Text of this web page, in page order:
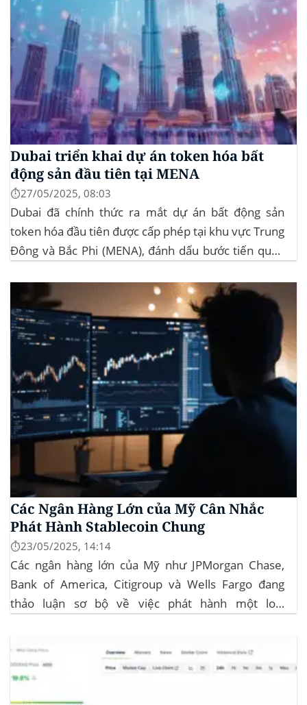
Dubai triển khai dự án token hóa bất
động sản đầu tiên tại MENA
⏱️27/05/2025, 08:03
Dubai đã chính thức ra mắt dự án bất động sản
token hóa đầu tiên được cấp phép tại khu vực Trung
Đông và Bắc Phi (MENA), đánh dấu bước tiến quan
vào lĩnh vực bất động sản. Dự án này là...
Các Ngân Hàng Lớn của Mỹ Cân Nhắc
Phát Hành Stablecoin Chung
⏱️23/05/2025, 14:14
Các ngân hàng lớn của Mỹ như JPMorgan Chase,
Bank of America, Citigroup và Wells Fargo đang
thảo luận sơ bộ về việc phát hành một loại
tiền điện tử. Các...